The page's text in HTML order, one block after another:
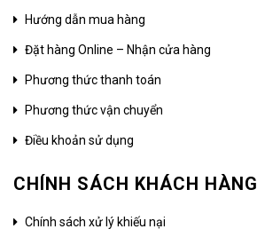
Hướng dẫn mua hàng
Đặt hàng Online – Nhận cửa hàng
Phương thức thanh toán
Phương thức vận chuyển
Điều khoản sử dụng
CHÍNH SÁCH KHÁCH HÀNG
Chính sách xử lý khiếu nại